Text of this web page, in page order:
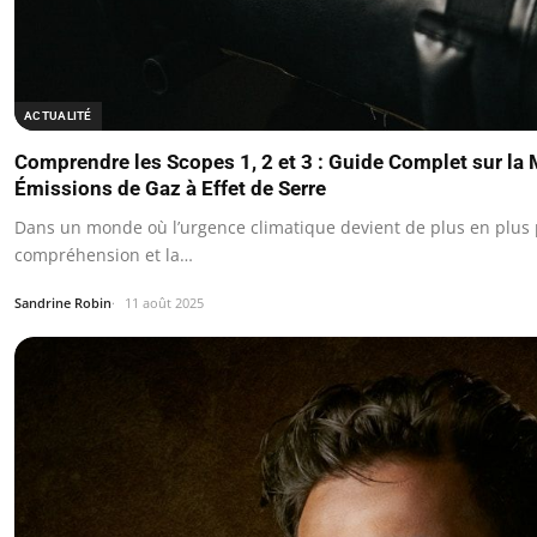
ACTUALITÉ
Comprendre les Scopes 1, 2 et 3 : Guide Complet sur la
Émissions de Gaz à Effet de Serre
Dans un monde où l’urgence climatique devient de plus en plus
compréhension et la…
Sandrine Robin 11 août 2025